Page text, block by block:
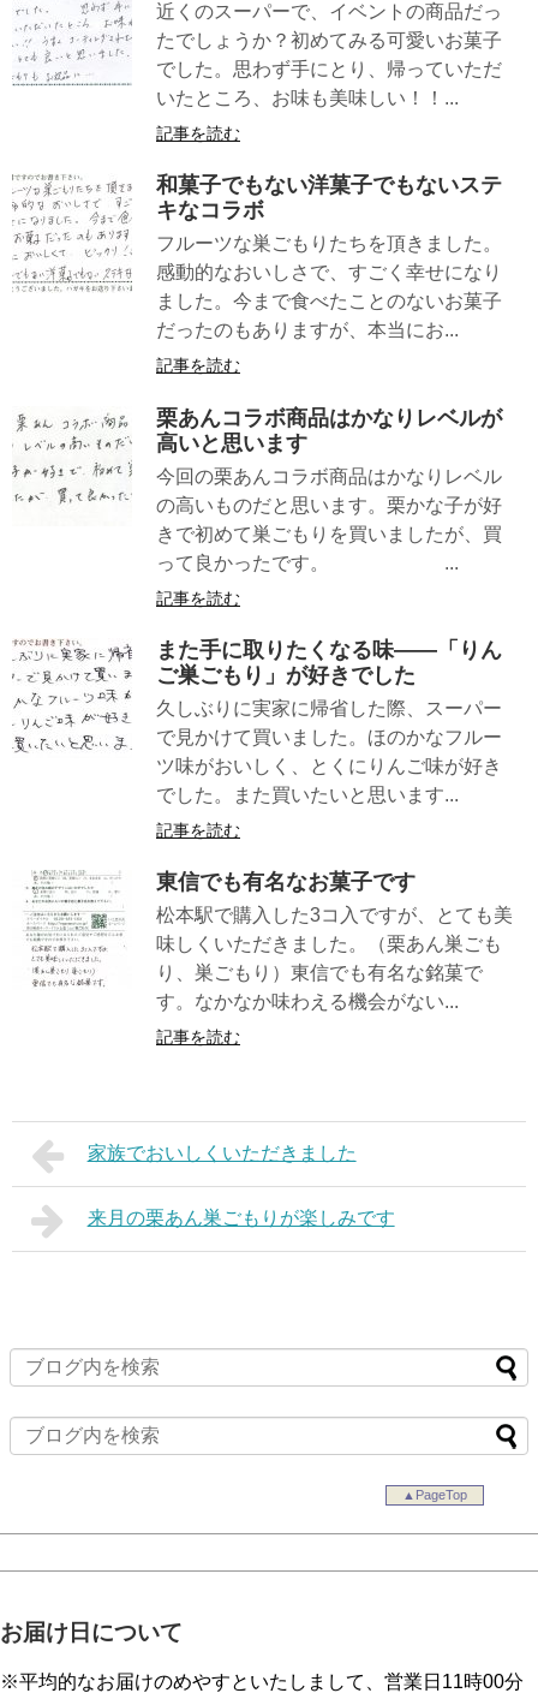
近くのスーパーで、イベントの商品だっ
たでしょうか？初めてみる可愛いお菓子
でした。思わず手にとり、帰っていただ
いたところ、お味も美味しい！！...
記事を読む
和菓子でもない洋菓子でもないステ
キなコラボ
フルーツな巣ごもりたちを頂きました。
感動的なおいしさで、すごく幸せになり
ました。今まで食べたことのないお菓子
だったのもありますが、本当にお...
記事を読む
栗あんコラボ商品はかなりレベルが
高いと思います
今回の栗あんコラボ商品はかなりレベル
の高いものだと思います。栗かな子が好
きで初めて巣ごもりを買いましたが、買
って良かったです。 ...
記事を読む
また手に取りたくなる味――「りん
ご巣ごもり」が好きでした
久しぶりに実家に帰省した際、スーパー
で見かけて買いました。ほのかなフルー
ツ味がおいしく、とくにりんご味が好き
でした。また買いたいと思います...
記事を読む
東信でも有名なお菓子です
松本駅で購入した3コ入ですが、とても美
味しくいただきました。（栗あん巣ごも
り、巣ごもり）東信でも有名な銘菓で
す。なかなか味わえる機会がない...
記事を読む
家族でおいしくいただきました
来月の栗あん巣ごもりが楽しみです
▲PageTop
お届け日について
※平均的なお届けのめやすといたしまして、営業日11時00分